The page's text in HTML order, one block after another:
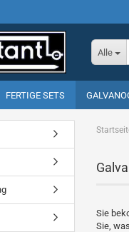
Alle
FERTIGE SETS
Sie
Sie,